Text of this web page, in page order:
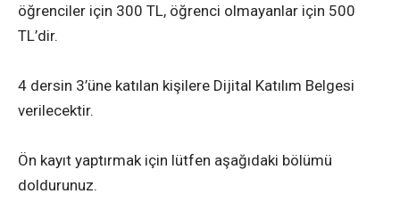
öğrenciler için 300 TL, öğrenci olmayanlar için 500
TL’dir.
4 dersin 3’üne katılan kişilere Dijital Katılım Belgesi
verilecektir.
Ön kayıt yaptırmak için lütfen aşağıdaki bölümü
doldurunuz.